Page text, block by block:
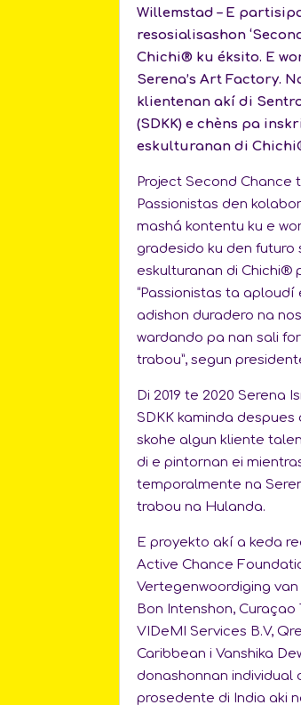
Willemstad – E
resosialisashon
Chichi® ku éksito. E
Serena’s Art Factory.
klientenan akí di
(SDKK) e chèns pa
eskulturanan di
Project Second Chance
Passionistas den
mashá kontentu ku e
gradesido ku den futuro
eskulturanan di Chichi®
“Passionistas ta aploudí
adishon duradero na
wardando pa nan sali
trabou”, segun
Di 2019 te 2020 Serena
SDKK kaminda
skohe algun kliente
di e pintornan ei
temporalmente na
trabou na Hulanda.
E proyekto akí a keda
Active Chance
Vertegenwoordiging
Bon Intenshon,
VIDeMI Services B.V,
Caribbean i Vanshika
donashonnan individual
prosedente di India aki